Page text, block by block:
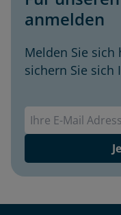
anmelden
Melden Sie
sichern Sie sich